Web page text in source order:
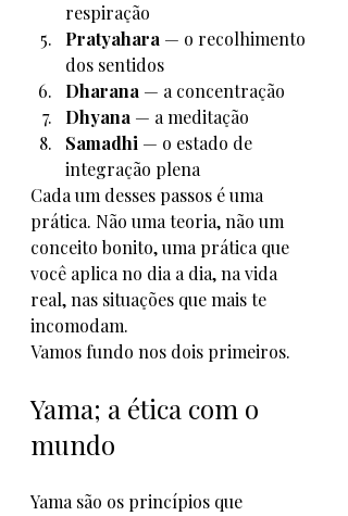
respiração
Pratyahara — o recolhimento
dos sentidos
Dharana — a concentração
Dhyana — a meditação
Samadhi — o estado de
integração plena
Cada um desses passos é uma
prática. Não uma teoria, não um
conceito bonito, uma prática que
você aplica no dia a dia, na vida
real, nas situações que mais te
incomodam.
Vamos fundo nos dois primeiros.
Yama; a ética com o
mundo
Yama são os princípios que